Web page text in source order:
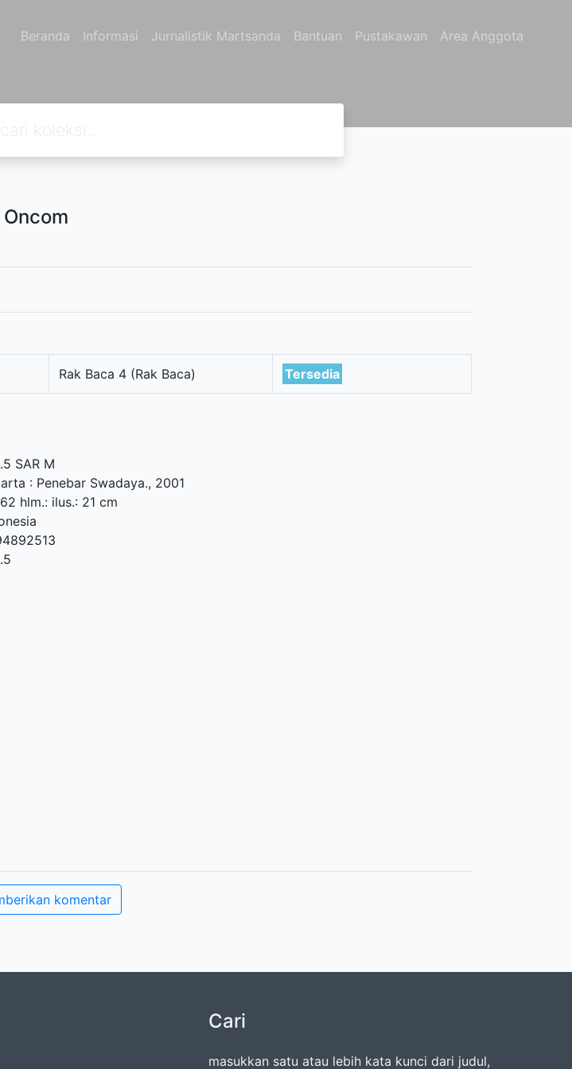
Beranda Informasi Jurnalistik Martsanda Bantuan Pustakawan Area Anggota
Rak Baca 4 (Rak Baca) Tersedia
SAR M
: Penebar Swadaya., 2001
hlm.: ilus.: 21 cm
komentar
Cari
masukkan satu atau lebih kata kunci dari judul,